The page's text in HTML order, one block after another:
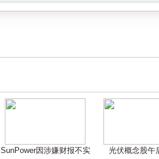
SunPower因涉嫌财报不实 光伏概念股午